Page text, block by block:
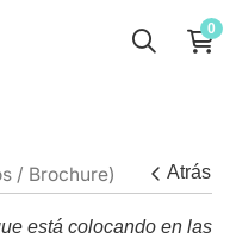
0
/ Brochure) Atrás
está colocando en las